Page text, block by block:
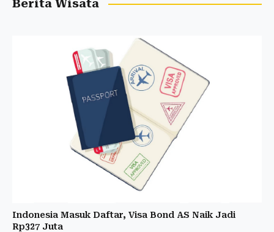
Berita Wisata
Indonesia Masuk Daftar, Visa Bond AS Naik Jadi
Rp327 Juta